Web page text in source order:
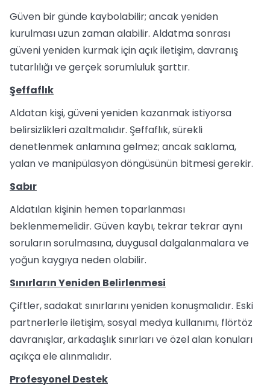
Güven bir günde kaybolabilir; ancak yeniden
kurulması uzun zaman alabilir. Aldatma sonrası
güveni yeniden kurmak için açık iletişim, davranış
tutarlılığı ve gerçek sorumluluk şarttır.
Şeffaflık
Aldatan kişi, güveni yeniden kazanmak istiyorsa
belirsizlikleri azaltmalıdır. Şeffaflık, sürekli
denetlenmek anlamına gelmez; ancak saklama,
yalan ve manipülasyon döngüsünün bitmesi gerekir.
Sabır
Aldatılan kişinin hemen toparlanması
beklenmemelidir. Güven kaybı, tekrar tekrar aynı
soruların sorulmasına, duygusal dalgalanmalara ve
yoğun kaygıya neden olabilir.
Sınırların Yeniden Belirlenmesi
Çiftler, sadakat sınırlarını yeniden konuşmalıdır. Eski
partnerlerle iletişim, sosyal medya kullanımı, flörtöz
davranışlar, arkadaşlık sınırları ve özel alan konuları
açıkça ele alınmalıdır.
Profesyonel Destek